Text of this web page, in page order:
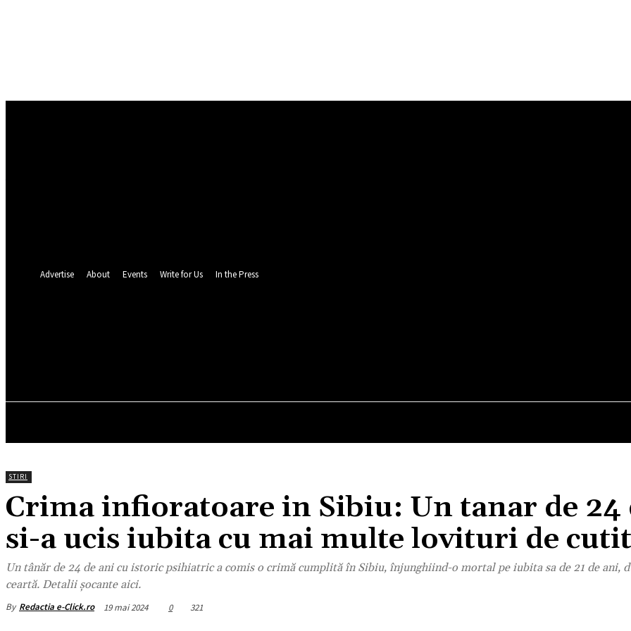
Advertise About Events Write for Us In the Press
STIRI
Crima infioratoare in Sibiu: Un tanar de 24
si-a ucis iubita cu mai multe lovituri de cutit
Un tânăr de 24 de ani cu istoric psihiatric a comis o crimă cumplită în Sibiu, înjunghiind-o mortal pe iubita sa de 21 de ani,
ceartă. Detalii șocante aici.
By Redactia e-Click.ro 19 mai 2024 0 321